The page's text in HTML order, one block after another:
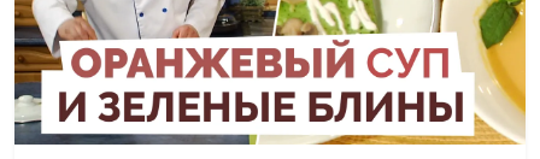
Печенье с арахисовой пастой
Светлана
Доманская
#48
Рулет из фасоли и теплый салат
из цветной капусты
Гегецик
Шахназарян
#47